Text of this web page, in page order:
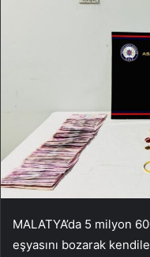
MALATYA’da 5 milyon
eşyasını bozarak